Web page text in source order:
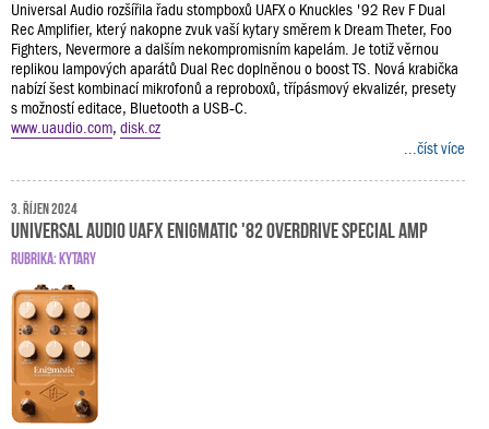
Universal Audio rozšířila řadu stompboxů UAFX o Knuckles '92 Rev F Dual
Rec Amplifier, který nakopne zvuk vaší kytary směrem k Dream Theter, Foo
Fighters, Nevermore a dalším nekompromisním kapelám. Je totiž věrnou
replikou lampových aparátů Dual Rec doplněnou o boost TS. Nová krabička
nabízí šest kombinací mikrofonů a reproboxů, třípásmový ekvalizér, presety
s možností editace, Bluetooth a USB‑C.
www.uaudio.com, disk.cz
...číst více
3. říjen 2024
Universal Audio UAFX Enigmatic '82 Overdrive Special Amp
RUBRIKA:KYTARY